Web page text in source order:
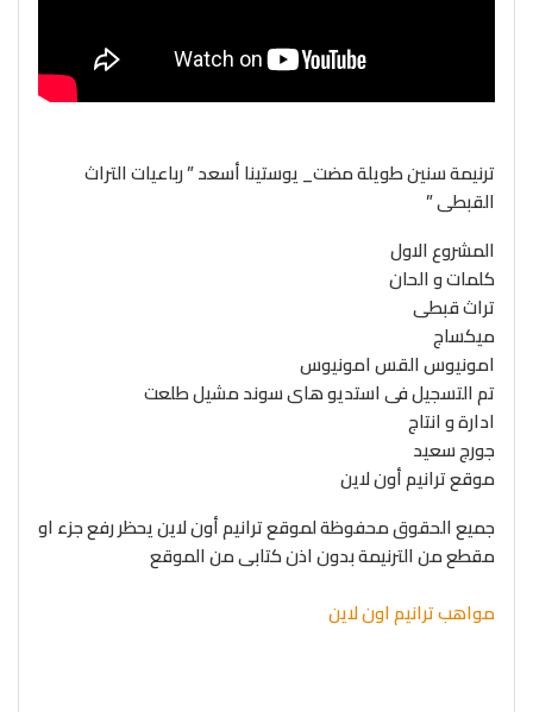
ترنيمة سنين طويلة مضت_ يوستينا أسعد ” رباعيات التراث
القبطى ”
المشروع الاول
كلمات و الحان
تراث قبطى
ميكساج
امونيوس القس امونيوس
تم التسجيل فى استديو هاى سوند مشيل طلعت
ادارة و انتاج
جورج سعيد
موقع ترانيم أون لاين
جميع الحقوق محفوظة لموقع ترانيم أون لاين يحظر رفع جزء او
مقطع من الترنيمة بدون اذن كتابى من الموقع
مواهب ترانيم اون لاين